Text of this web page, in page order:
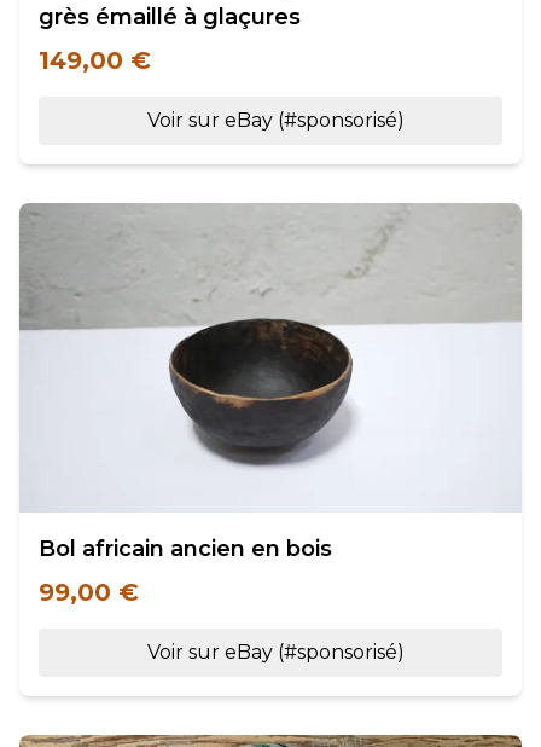
grès émaillé à glaçures
149,00 €
Voir sur eBay (#sponsorisé)
Bol africain ancien en bois
99,00 €
Voir sur eBay (#sponsorisé)